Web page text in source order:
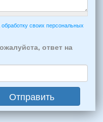
обработку своих персональных
ответ на
Отправить